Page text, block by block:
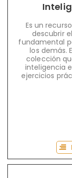
Es un
descubrir
fundamental
los demás.
colección
inteligencia
ejercicios